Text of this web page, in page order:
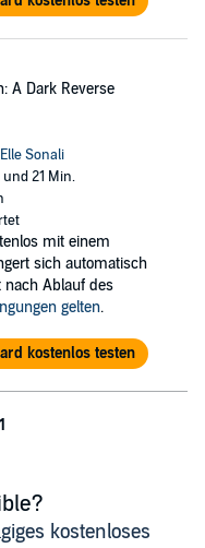
A Dark Reverse
Elle Sonali
21 Min.
mit einem
sich automatisch
Ablauf des
gelten.
kostenlos testen
kostenloses